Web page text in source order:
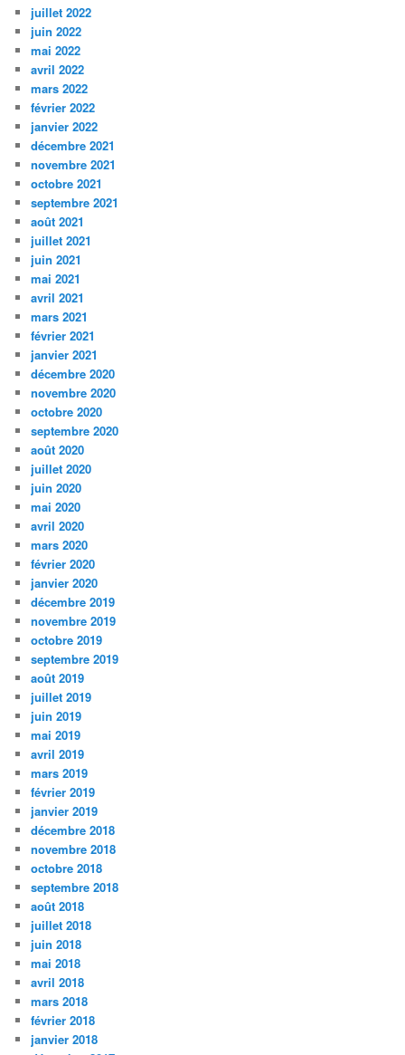
juillet 2022
juin 2022
mai 2022
avril 2022
mars 2022
février 2022
janvier 2022
décembre 2021
novembre 2021
octobre 2021
septembre 2021
août 2021
juillet 2021
juin 2021
mai 2021
avril 2021
mars 2021
février 2021
janvier 2021
décembre 2020
novembre 2020
octobre 2020
septembre 2020
août 2020
juillet 2020
juin 2020
mai 2020
avril 2020
mars 2020
février 2020
janvier 2020
décembre 2019
novembre 2019
octobre 2019
septembre 2019
août 2019
juillet 2019
juin 2019
mai 2019
avril 2019
mars 2019
février 2019
janvier 2019
décembre 2018
novembre 2018
octobre 2018
septembre 2018
août 2018
juillet 2018
juin 2018
mai 2018
avril 2018
mars 2018
février 2018
janvier 2018